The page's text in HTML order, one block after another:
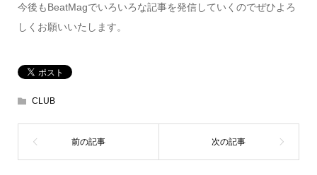
今後もBeatMagでいろいろな記事を発信していくのでぜひよろ
しくお願いいたします。
CLUB